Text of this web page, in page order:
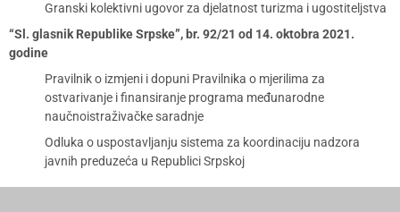
Granski kolektivni ugovor za djelatnost turizma i ugostiteljstva
“Sl. glasnik Republike Srpske”, br. 92/21 od 14. oktobra 2021.
godine
Pravilnik o izmjeni i dopuni Pravilnika o mjerilima za
ostvarivanje i finansiranje programa međunarodne
naučnoistraživačke saradnje
Odluka o uspostavljanju sistema za koordinaciju nadzora
javnih preduzeća u Republici Srpskoj